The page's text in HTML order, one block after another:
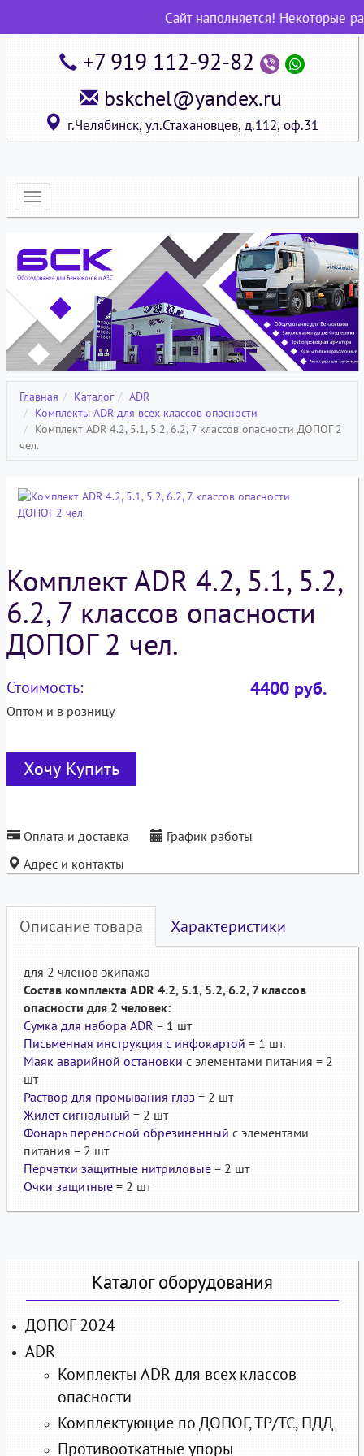
Сайт наполняется! Некоторые
+7 919 112-92-82
bskchel@yandex.ru
г.Челябинск, ул.Стахановцев, д.112, оф.31
Развернуть
меню
Главная Каталог
ADR
Комплекты ADR для всех классов опасности
Комплект ADR 4.2, 5.1, 5.2, 6.2, 7 классов опасности ДОПОГ 2
чел.
Комплект ADR 4.2, 5.1, 5.2,
6.2, 7 классов опасности
ДОПОГ 2 чел.
Стоимость: 4400руб.
Оптом и в розницу
Хочу Купить
Оплата и доставка
График работы
Адрес и контакты
Описание товара Характеристики
для 2 членов экипажа
Состав комплекта ADR 4.2, 5.1, 5.2, 6.2, 7 классов
опасности для 2 человек:
Сумка для набора ADR = 1 шт
Письменная инструкция с инфокартой = 1 шт.
Маяк аварийной остановки с элементами питания = 2
шт
Раствор для промывания глаз= 2 шт
Жилет сигнальный = 2 шт
Фонарь переносной обрезиненный с элементами
питания = 2 шт
Перчатки защитные нитриловые= 2 шт
Очки защитные= 2 шт
Каталог оборудования
ДОПОГ 2024
ADR
Комплекты ADR для всех классов
опасности
Комплектующие по ДОПОГ, ТР/ТС, ПДД
Противооткатные упоры